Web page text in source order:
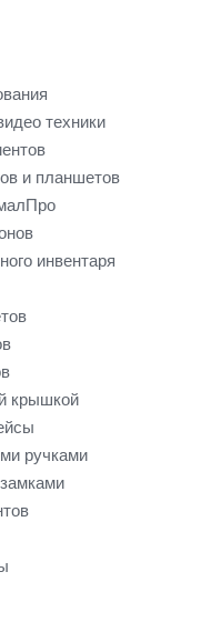
техники
и планшетов
инвентаря
крышкой
ручками